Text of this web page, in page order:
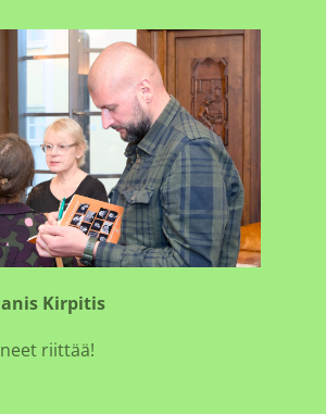
Kirpitis
riittää!